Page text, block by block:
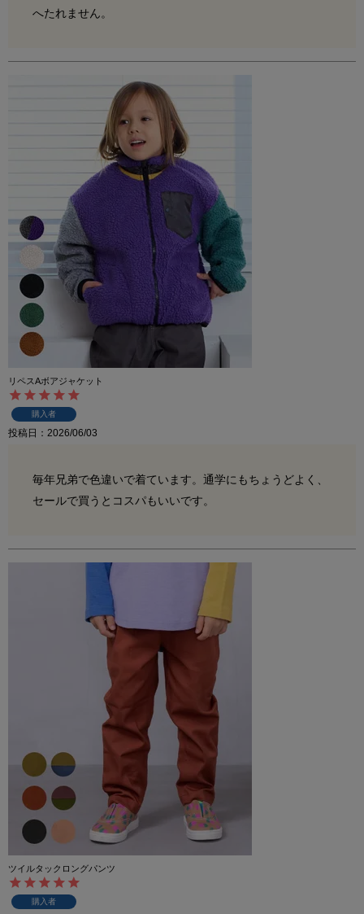
へたれません。
リペスAボアジャケット
購入者
投稿日 2026/06/03
毎年兄弟で色違いで着ています。通学にもちょうどよく、
セールで買うとコスパもいいです。
ツイルタックロングパンツ
購入者